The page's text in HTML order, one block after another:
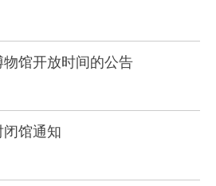
馆开放时间的公告
闭馆通知